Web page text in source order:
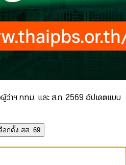
าฯ กทม. และ ส.ก. 2569 อัปเดตแบบ
อกตั้ง สส. 69